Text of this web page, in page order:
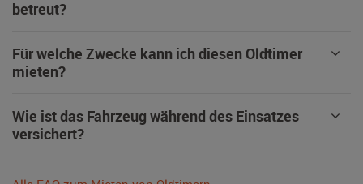
betreut?
Für welche Zwecke kann ich diesen Oldtimer
mieten?
Wie ist das Fahrzeug während des Einsatzes
versichert?